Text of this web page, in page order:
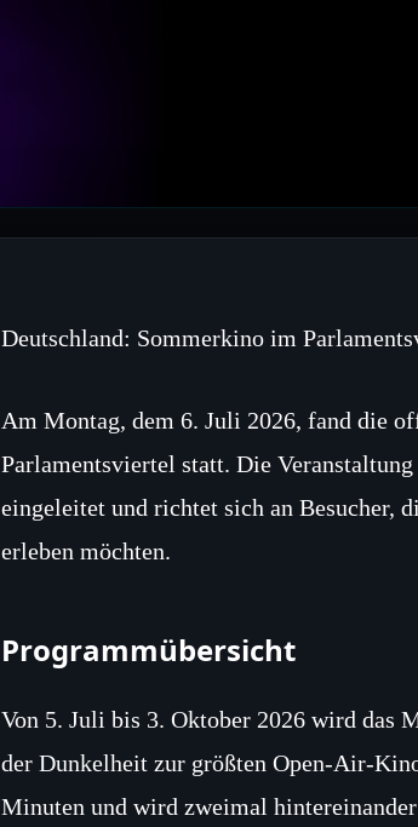
Deutschland: Sommerkino im
Am Montag, dem 6. Juli 2026, fand die
Parlamentsviertel statt. Die
eingeleitet und richtet sich an Besucher,
erleben möchten.
Programmübersicht
Von 5. Juli bis 3. Oktober 2026 wird das
der Dunkelheit zur größten
Minuten und wird zweimal